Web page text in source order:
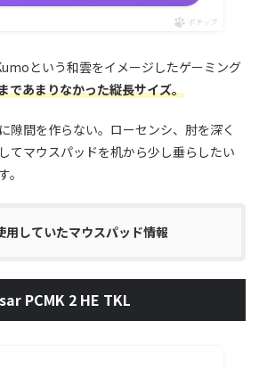
ポチップ
という和雲をイメージしたゲーミング
であまりなかった縦長サイズ。
隙間を作らない。ローセンシ、肘を深く
てマウスパッドを机から少し垂らしたい
用していたマウスパッド情報
PCMK 2 HE TKL